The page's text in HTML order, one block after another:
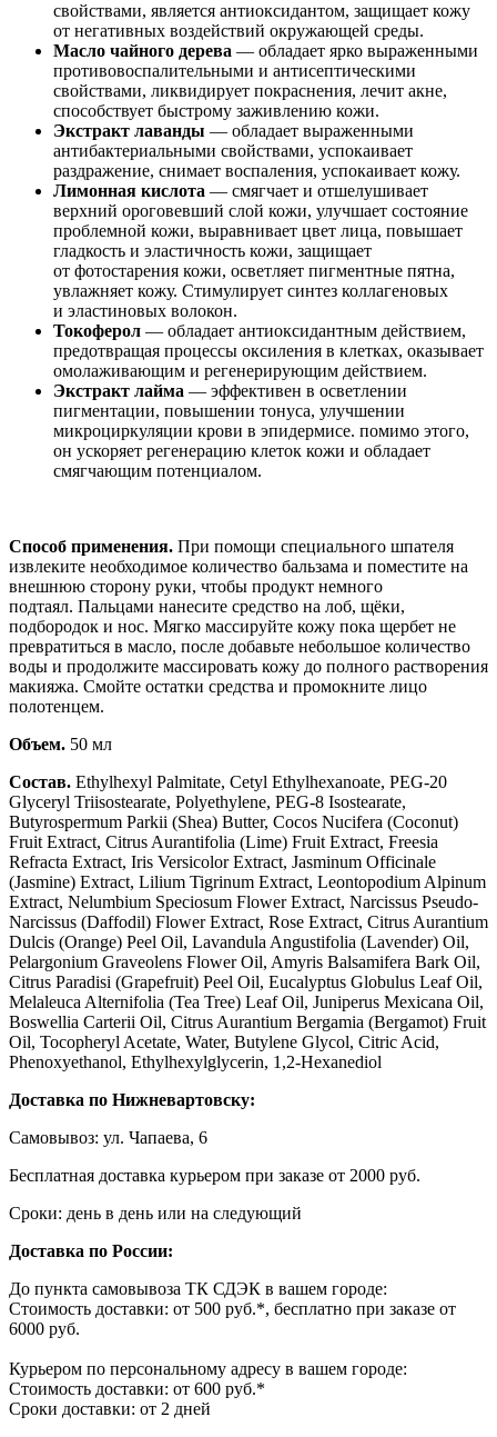
свойствами, является антиоксидантом, защищает кожу
от негативных воздействий окружающей среды.
Масло чайного дерева — обладает ярко выраженными
противовоспалительными и антисептическими
свойствами, ликвидирует покраснения, лечит акне,
способствует быстрому заживлению кожи.
Экстракт лаванды — обладает выраженными
антибактериальными свойствами, успокаивает
раздражение, снимает воспаления, успокаивает кожу.
Лимонная кислота — смягчает и отшелушивает
верхний ороговевший слой кожи, улучшает состояние
проблемной кожи, выравнивает цвет лица, повышает
гладкость и эластичность кожи, защищает
от фотостарения кожи, осветляет пигментные пятна,
увлажняет кожу. Стимулирует синтез коллагеновых
и эластиновых волокон.
Токоферол — обладает антиоксидантным действием,
предотвращая процессы оксиления в клетках, оказывает
омолаживающим и регенерирующим действием.
Экстракт лайма — эффективен в осветлении
пигментации, повышении тонуса, улучшении
микроциркуляции крови в эпидермисе. помимо этого,
он ускоряет регенерацию клеток кожи и обладает
смягчающим потенциалом.
Способ применения. При помощи специального шпателя
извлеките необходимое количество бальзама и поместите на
внешнюю сторону руки, чтобы продукт немного
подтаял. Пальцами нанесите средство на лоб, щёки,
подбородок и нос. Мягко массируйте кожу пока щербет не
превратиться в масло, после добавьте небольшое количество
воды и продолжите массировать кожу до полного растворения
макияжа. Смойте остатки средства и промокните лицо
полотенцем.
Объем. 50 мл
Состав. Ethylhexyl Palmitate, Cetyl Ethylhexanoate, PEG-20
Glyceryl Triisostearate, Polyethylene, PEG-8 Isostearate,
Butyrospermum Parkii (Shea) Butter, Cocos Nucifera (Coconut)
Fruit Extract, Citrus Aurantifolia (Lime) Fruit Extract, Freesia
Refracta Extract, Iris Versicolor Extract, Jasminum Officinale
(Jasmine) Extract, Lilium Tigrinum Extract, Leontopodium Alpinum
Extract, Nelumbium Speciosum Flower Extract, Narcissus Pseudo-
Narcissus (Daffodil) Flower Extract, Rose Extract, Citrus Aurantium
Dulcis (Orange) Peel Oil, Lavandula Angustifolia (Lavender) Oil,
Pelargonium Graveolens Flower Oil, Amyris Balsamifera Bark Oil,
Citrus Paradisi (Grapefruit) Peel Oil, Eucalyptus Globulus Leaf Oil,
Melaleuca Alternifolia (Tea Tree) Leaf Oil, Juniperus Mexicana Oil,
Boswellia Carterii Oil, Citrus Aurantium Bergamia (Bergamot) Fruit
Oil, Tocopheryl Acetate, Water, Butylene Glycol, Citric Acid,
Phenoxyethanol, Ethylhexylglycerin, 1,2-Hexanediol
Доставка по Нижневартовску:
Самовывоз: ул. Чапаева, 6
Бесплатная доставка курьером при заказе от 2000 руб.
Сроки: день в день или на следующий
Доставка по России:
До пункта самовывоза ТК СДЭК в вашем городе:
Стоимость доставки: от 500 руб.*, бесплатно при заказе от
6000 руб.
Курьером по персональному адресу в вашем городе:
Стоимость доставки: от 600 руб.*
Сроки доставки: от 2 дней